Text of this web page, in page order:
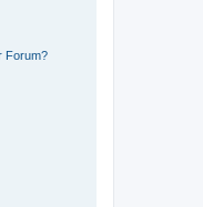
Forum?